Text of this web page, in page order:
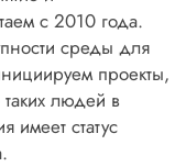
с 2010 года.
среды для
проекты,
людей в
имеет статус